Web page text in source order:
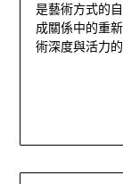
是藝術方式的
成關係中的重
術深度與活力的